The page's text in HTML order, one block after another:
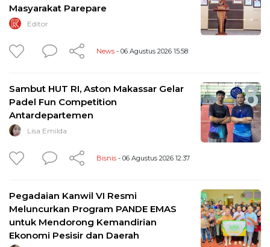
Masyarakat Parepare
Editor
News - 06 Agustus 2026 15:58
Sambut HUT RI, Aston Makassar Gelar
Padel Fun Competition
Antardepartemen
Lisa Emilda
Bisnis - 06 Agustus 2026 12:37
Pegadaian Kanwil VI Resmi
Meluncurkan Program PANDE EMAS
untuk Mendorong Kemandirian
Ekonomi Pesisir dan Daerah